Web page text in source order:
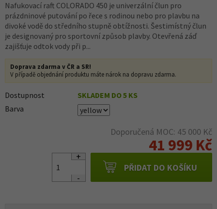
Nafukovací raft COLORADO 450 je univerzální člun pro
prázdninové putování po řece s rodinou nebo pro plavbu na
divoké vodě do středního stupně obtížnosti. Šestimístný člun
je designovaný pro sportovní způsob plavby. Otevřená záď
zajišťuje odtok vody při p...
Doprava zdarma v ČR a SR!
V případě objednání produktu máte nárok na dopravu zdarma.
Dostupnost
SKLADEM DO 5 KS
Barva
Doporučená MOC: 45 000 Kč
41 999 Kč
PŘIDAT DO KOŠÍKU